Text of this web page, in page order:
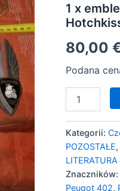
1 x
80,00
Podana
ADAC
Hotchkiss
Renault
Praga
1925-
Kategorii:
POZOSTAŁE
LITERATURA
Peugot 402,